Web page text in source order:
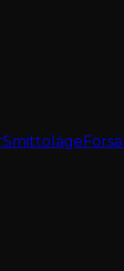
Smittoläge